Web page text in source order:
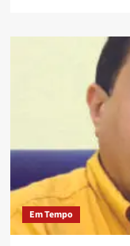
Em Tempo